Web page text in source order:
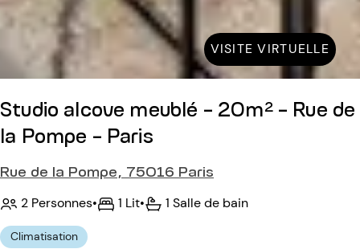
VISITE VIRTUELLE
Studio alcove meublé - 20m² - Rue de
la Pompe - Paris
Rue de la Pompe, 75016 Paris
2 Personnes• 1 Lit• 1 Salle de bain
Climatisation